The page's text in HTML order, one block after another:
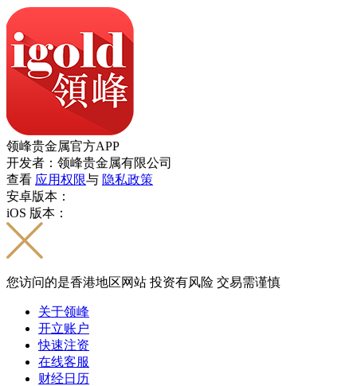
领峰贵金属官方APP
开发者：领峰贵金属有限公司
查看 应用权限与 隐私政策
安卓版本：
iOS 版本：
您访问的是香港地区网站 投资有风险 交易需谨慎
关于领峰
开立账户
快速注资
在线客服
财经日历